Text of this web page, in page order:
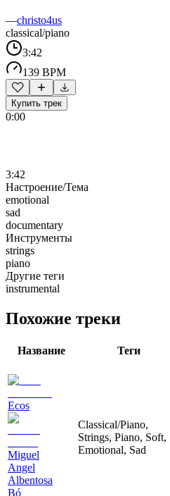
—christo4us
classical/piano
3:42
139 BPM
Купить трек
0:00
3:42
Настроение/Тема
emotional
sad
documentary
Инструменты
strings
piano
Другие теги
instrumental
Похожие треки
Название Теги
Ecos
Miguel
Angel
Albentosa
Bó
Classical/Piano,
Strings, Piano, Soft,
Emotional, Sad